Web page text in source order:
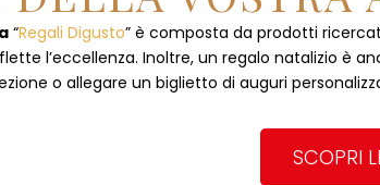
“Regali Digusto” è composta da prodotti
l’eccellenza. Inoltre, un regalo natalizio è
o allegare un biglietto di auguri
SCOPRI